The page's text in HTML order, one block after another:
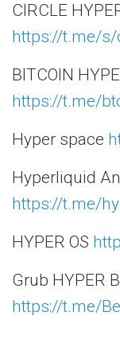
CIRCLE
https://t.me/s/
BITCOIN
https://t.me/
Hyper space
Hyperliquid
https://t.me/
HYPER OS
Grub HYPER
https://t.me/